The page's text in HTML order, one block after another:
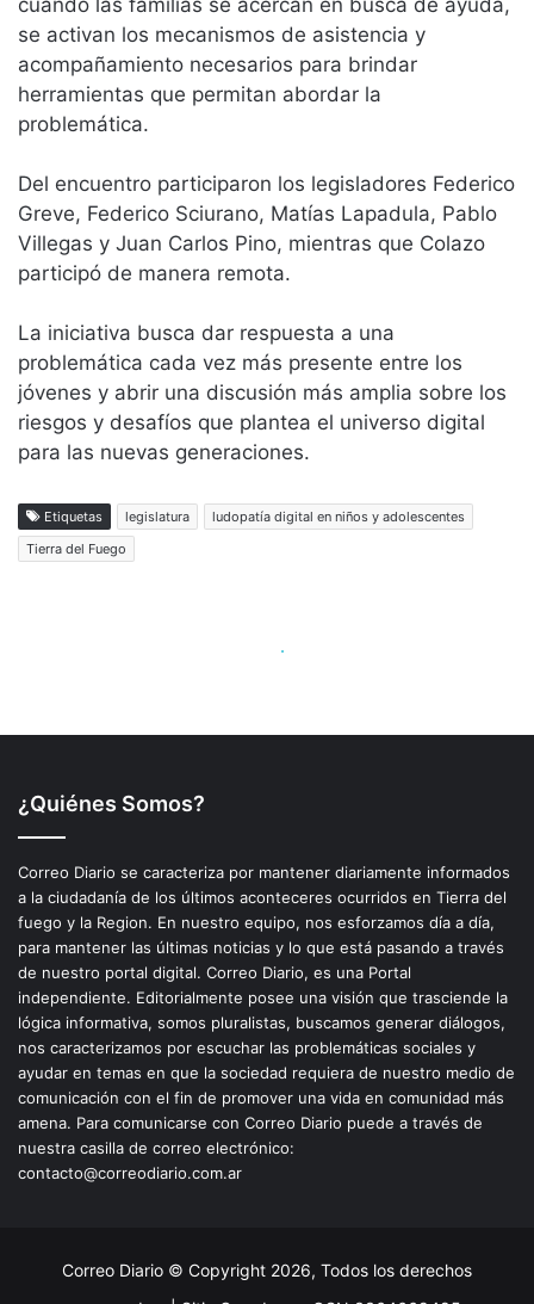
¿Quiénes Somos?
Correo Diario se caracteriza por mantener diariamente informados
a la ciudadanía de los últimos aconteceres ocurridos en Tierra del
fuego y la Region. En nuestro equipo, nos esforzamos día a día,
para mantener las últimas noticias y lo que está pasando a través
de nuestro portal digital. Correo Diario, es una Portal
independiente. Editorialmente posee una visión que trasciende la
lógica informativa, somos pluralistas, buscamos generar diálogos,
nos caracterizamos por escuchar las problemáticas sociales y
ayudar en temas en que la sociedad requiera de nuestro medio de
comunicación con el fin de promover una vida en comunidad más
amena. Para comunicarse con Correo Diario puede a través de
nuestra casilla de correo electrónico:
contacto@correodiario.com.ar
Correo Diario © Copyright 2026, Todos los derechos